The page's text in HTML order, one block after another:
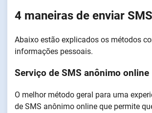
4 maneiras de enviar
Abaixo estão explicados os métodos
informações pessoais.
Serviço de SMS anônimo online
O melhor método geral para uma
de SMS anônimo online que permite